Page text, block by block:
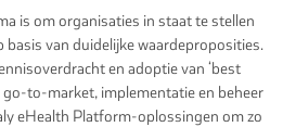
is om organisaties in staat te stellen
basis van duidelijke waardeproposities.
en adoptie van ‘best
go-to-market, implementatie en beheer
eHealth Platform-oplossingen om zo